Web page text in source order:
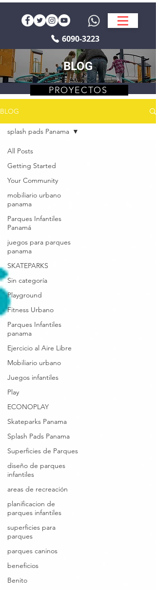
6090-3223
BLOG
PROYECTOS
BLOG
All Posts
Getting Started
Your Community
mobiliario urbano
panama
Parques Infantiles
Panamá
juegos para parques
panama
SKATEPARKS
Sin categoría
Playground
Fitness Urbano
Parques Infantiles
panama
Ejercicio al Aire Libre
Mobiliario urbano
Juegos infantiles
Play
ECONOPLAY
Skateparks Panama
Splash Pads Panama
Superficies de Parques
diseño de parques
infantiles
areas de recreación
planificacion de
parques infantiles
superficies para
parques
parques caninos
beneficios
Benito
splash pads Panama